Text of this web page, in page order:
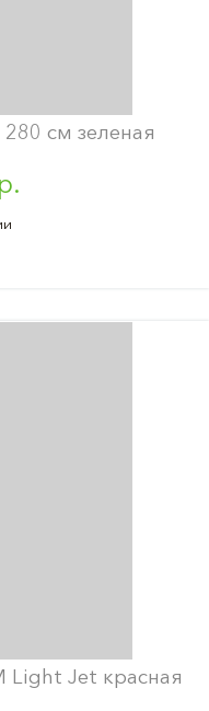
см зеленая
Light Jet красная